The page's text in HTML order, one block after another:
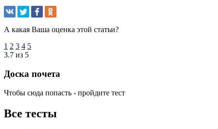
А какая Ваша оценка этой статьи?
1 2 3 4 5
3.7 из 5
Доска почета
Чтобы сюда попасть - пройдите тест
Все тесты